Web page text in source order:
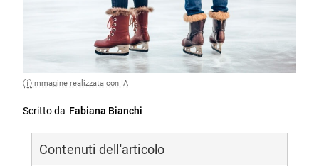
Immagine realizzata con IA
Scritto da Fabiana Bianchi
Contenuti dell'articolo